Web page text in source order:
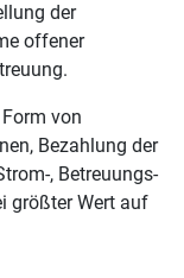
der
offener
von
Bezahlung der
, Betreuungs-
größter Wert auf